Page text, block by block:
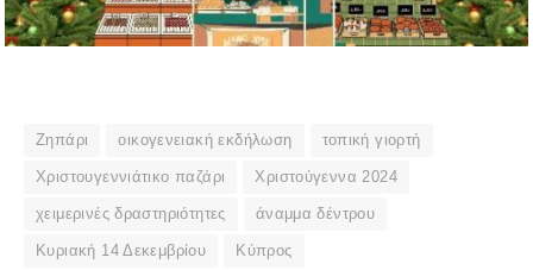
Ζηπάρι οικογενειακή εκδήλωση τοπική γιορτή
Χριστουγεννιάτικο παζάρι Χριστούγεννα 2024
χειμερινές δραστηριότητες άναμμα δέντρου
Κυριακή 14 Δεκεμβρίου Κύπρος